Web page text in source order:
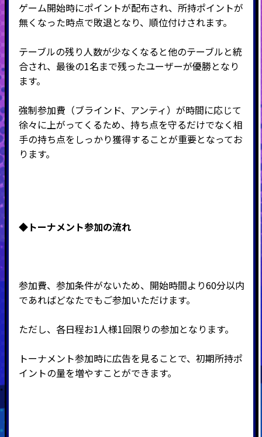
ゲーム開始時にポイントが配布され、所持ポイントが
無くなった時点で敗退となり、順位付けされます。
テーブルの残り人数が少なくなると他のテーブルと統
合され、最後の1名まで残ったユーザーが優勝となり
ます。
強制参加費（ブラインド、アンティ）が時間に応じて
徐々に上がってくるため、持ち点を守るだけでなく相
手の持ち点をしっかり獲得することが重要となってお
ります。
◆トーナメント参加の流れ
参加費、参加条件がないため、開始時間より60分以内
であればどなたでもご参加いただけます。
ただし、各日程お1人様1回限りの参加となります。
トーナメント参加時に広告を見ることで、初期所持ポ
イントの量を増やすことができます。